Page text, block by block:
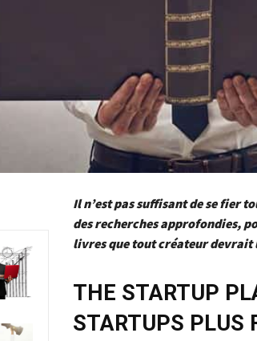
Il n’est pas suffisant de se fier
des recherches approfondies,
livres que tout créateur devrait
THE STARTUP
STARTUPS PLUS